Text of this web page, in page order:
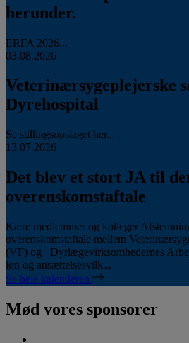
herunder.
ERFA 2026...
03.08.2026
Veterinærsygeplejerske
Dyrehospital
Se stillingsopslaget her...
13.07.2026
Det blev et stort JA til
overenskomstaftale
Kære medlemmer og kolleger
overenskomstaftale mellem
(VF) og Dyrlægevirksomhedernes
løn og ansættelsesvilk...
Se hele kalenderen
Mød vores sponsorer